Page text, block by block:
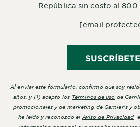
República sin costo al
[email
SUSCRÍBETE
Al enviar este formulario, confirmo que soy
años, y (1) acepto los Términos de uso de
promocionales y de marketing de Garnier's y
he leído y reconozco el Aviso de Privacidade